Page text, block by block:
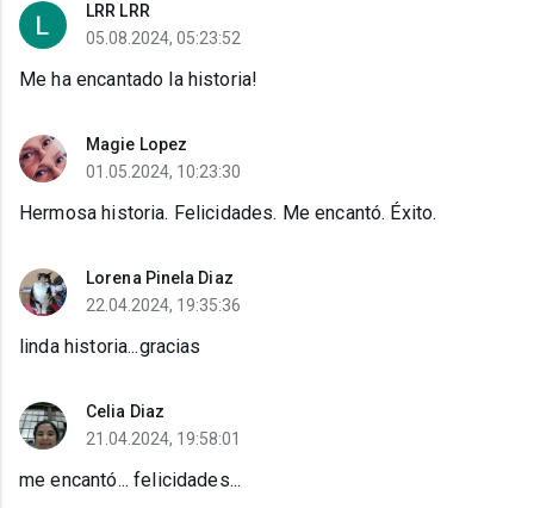
LRR LRR
05.08.2024, 05:23:52
Me ha encantado la historia!
Magie Lopez
01.05.2024, 10:23:30
Hermosa historia. Felicidades. Me encantó. Éxito.
Lorena Pinela Diaz
22.04.2024, 19:35:36
linda historia...gracias
Celia Diaz
21.04.2024, 19:58:01
me encantó... felicidades...